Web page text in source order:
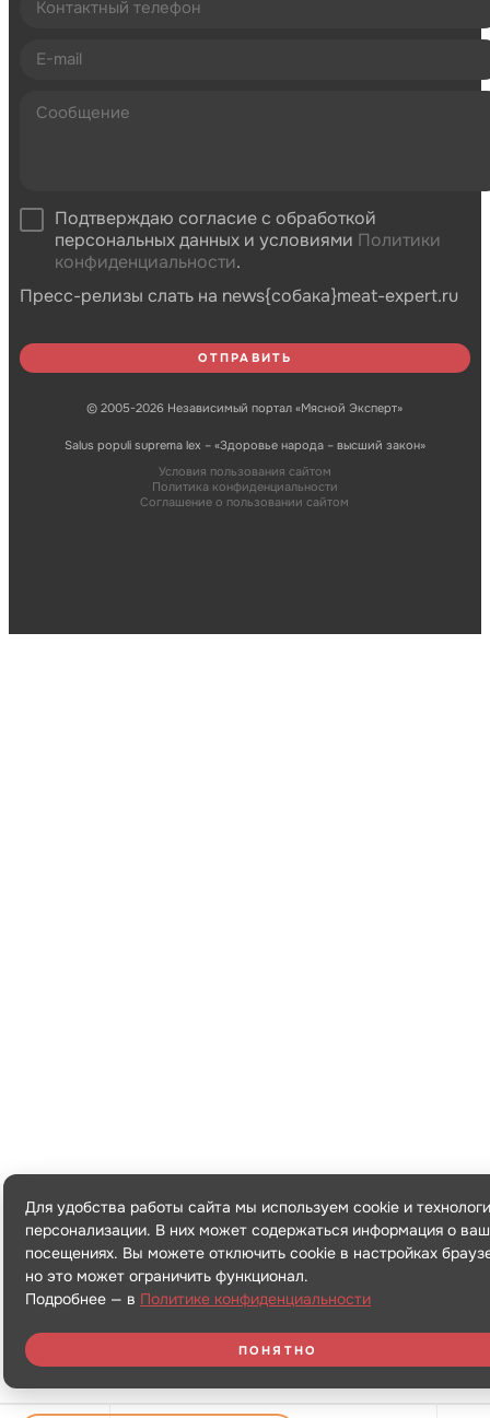
Подтверждаю согласие с обработкой
персональных данных и условиями Политики
конфиденциальности.
Пресс-релизы слать на news{собака}meat-expert.ru
© 2005-2026 Независимый портал «Мясной Эксперт»
Salus populi suprema lex – «Здоровье народа – высший закон»
Условия пользования сайтом
Политика конфиденциальности
Соглашение о пользовании сайтом
Для удобства работы сайта мы используем cookie и
персонализации. В них может содержаться информация о
посещениях. Вы можете отключить cookie в настройках
но это может ограничить функционал.
Подробнее — в Политике конфиденциальности
ПОНЯТНО